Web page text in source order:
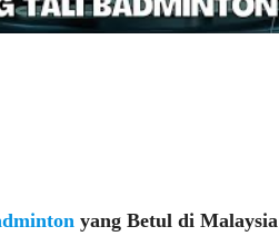
yang Betul di Malaysia